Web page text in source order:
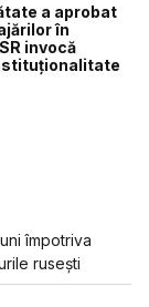
a aprobat
în
invocă
împotriva
rusești